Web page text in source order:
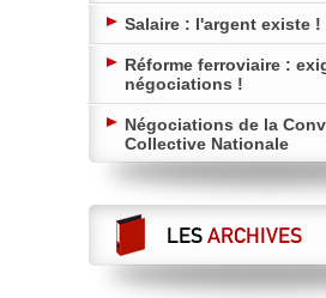
Salaire : l'argent existe !
Réforme ferroviaire :
négociations !
Négociations de la
Collective Nationale
LESARCHIVES